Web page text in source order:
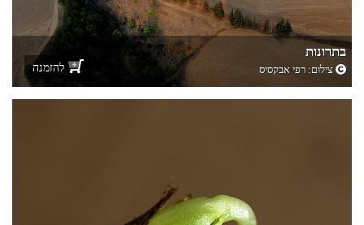
בתרונות
צילום: רפי אבקסיס להזמנה